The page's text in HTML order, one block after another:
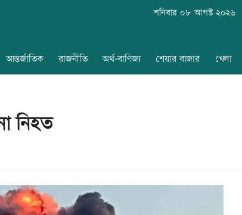
শনিবার ০৮ আগস্ট ২০২৬
আন্তর্জাতিক রাজনীতি অর্থ-বাণিজ্য শেয়ার বাজার খেলা
নিহত